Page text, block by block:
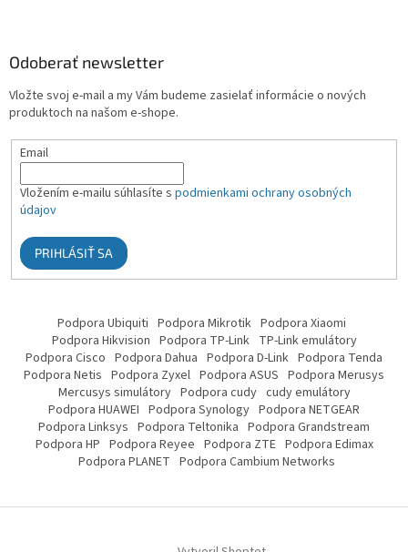
Odoberať newsletter
Vložte svoj e-mail a my Vám budeme zasielať informácie o nových
produktoch na našom e-shope.
Email
Vložením e-mailu súhlasíte s podmienkami ochrany osobných
údajov
PRIHLÁSIŤ SA
Podpora Ubiquiti Podpora Mikrotik Podpora Xiaomi
Podpora Hikvision Podpora TP-Link TP-Link emulátory
Podpora Cisco Podpora Dahua Podpora D-Link Podpora Tenda
Podpora Netis Podpora Zyxel Podpora ASUS Podpora Merusys
Mercusys simulátory Podpora cudy cudy emulátory
Podpora HUAWEI Podpora Synology Podpora NETGEAR
Podpora Linksys Podpora Teltonika Podpora Grandstream
Podpora HP Podpora Reyee Podpora ZTE Podpora Edimax
Podpora PLANET Podpora Cambium Networks